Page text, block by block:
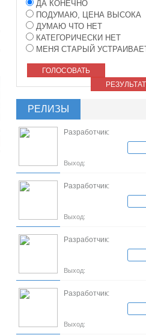
ДА КОНЕЧНО
ПОДУМАЮ, ЦЕНА ВЫСОКА
ДУМАЮ ЧТО НЕТ
КАТЕГОРИЧЕСКИ НЕТ
МЕНЯ СТАРЫЙ
ГОЛОСОВАТЬ
РЕЛИЗЫ
Разработчик:
Выход:
Разработчик:
Выход:
Разработчик:
Выход:
Разработчик:
Выход: